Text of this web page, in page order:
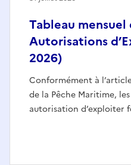
Tableau
Autorisations
2026)
Conformément à
de la Pêche Maritime,
autorisation d’exploiter